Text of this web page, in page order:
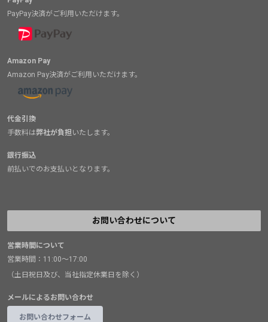
PayPay決済がご利用いただけます。
Amazon Pay
Amazon Pay決済がご利用いただけます。
代金引換
手数料は弊社が負担いたします。
銀行振込
前払いでのお支払いとなります。
お問い合わせについて
営業時間について
営業時間：11:00～17:00
（土日祝日及び、当社指定休業日を除く）
メールによるお問い合わせ
お問い合わせフォーム